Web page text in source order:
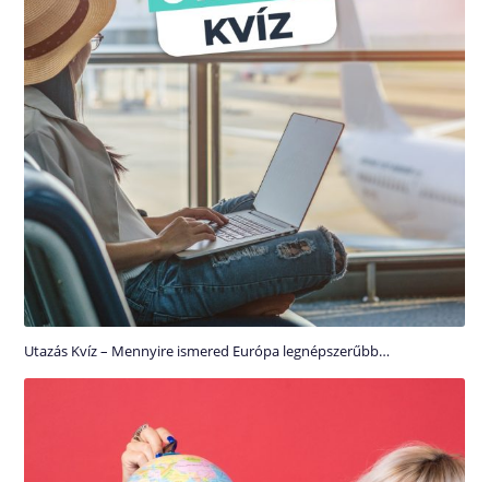
Utazás Kvíz – Mennyire ismered Európa legnépszerűbb…